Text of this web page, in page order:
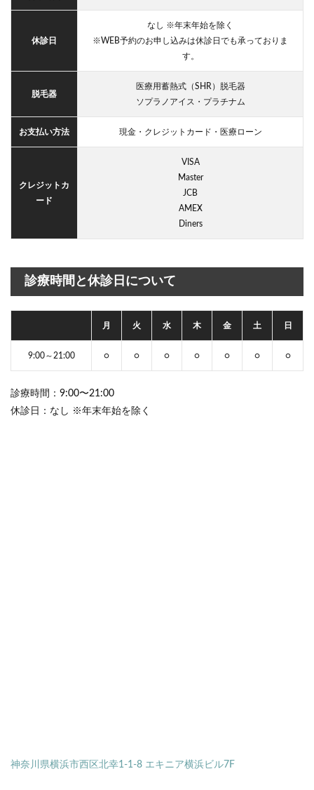
休診日
なし ※年末年始を除く
※WEB予約のお申し込みは休診日でも承っておりま
す。
脱毛器
医療用蓄熱式（SHR）脱毛器
ソプラノアイス・プラチナム
お支払い方法 現金・クレジットカード・医療ローン
クレジットカ
ード
VISA
Master
JCB
AMEX
Diners
診療時間と休診日について
月 火 水 木 金 土 日
9:00～21:00 ○ ○ ○ ○ ○ ○ ○
診療時間：9:00〜21:00
休診日：なし ※年末年始を除く
神奈川県横浜市西区北幸1-1-8 エキニア横浜ビル7F